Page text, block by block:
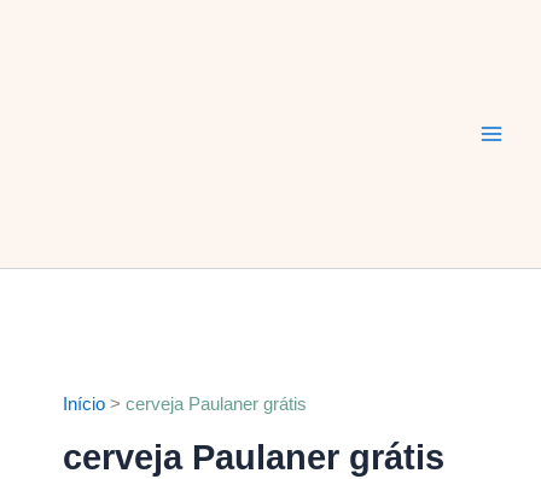
Início cerveja Paulaner grátis
cerveja Paulaner grátis